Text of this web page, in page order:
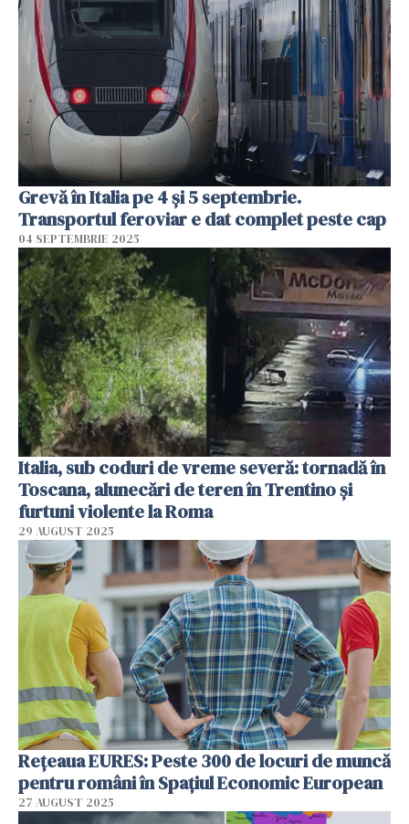
Grevă în Italia pe 4 și 5 septembrie.
Transportul feroviar e dat complet peste cap
04 SEPTEMBRIE 2025
Italia, sub coduri de vreme severă: tornadă în
Toscana, alunecări de teren în Trentino și
furtuni violente la Roma
29 AUGUST 2025
Rețeaua EURES: Peste 300 de locuri de muncă
pentru români în Spațiul Economic European
27 AUGUST 2025